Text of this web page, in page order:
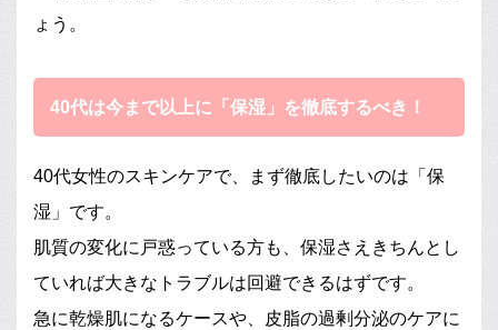
ょう。
40代は今まで以上に「保湿」を徹底するべき！
40代女性のスキンケアで、まず徹底したいのは「保
湿」です。
肌質の変化に戸惑っている方も、保湿さえきちんとし
ていれば大きなトラブルは回避できるはずです。
急に乾燥肌になるケースや、皮脂の過剰分泌のケアに